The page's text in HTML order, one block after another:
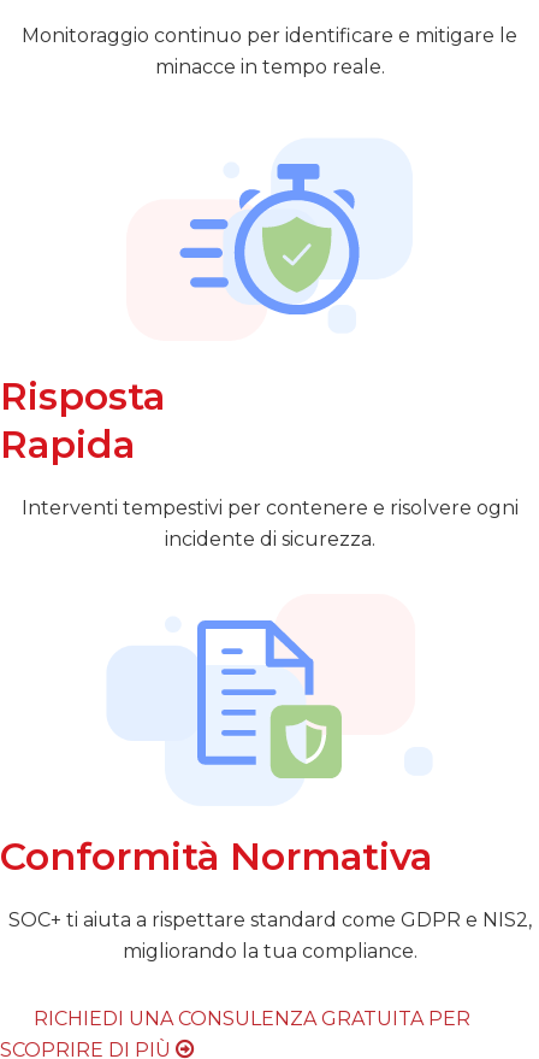
Monitoraggio continuo per identificare e mitigare le
minacce in tempo reale.
Risposta
Rapida
Interventi tempestivi per contenere e risolvere ogni
incidente di sicurezza.
Conformità Normativa
SOC+ ti aiuta a rispettare standard come GDPR e NIS2,
migliorando la tua compliance.
RICHIEDI UNA CONSULENZA GRATUITA PER
SCOPRIRE DI PIÙ